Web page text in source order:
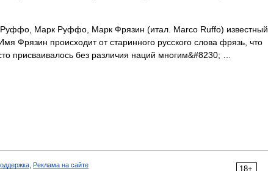
Марк Руффо, Марк Фрязин (итал. Marco Ruffo) известный
Фрязин происходит от старинного русского слова фрязь, что
присваивалось без различия наций многим&#8230; …
18+
Реклама на сайте